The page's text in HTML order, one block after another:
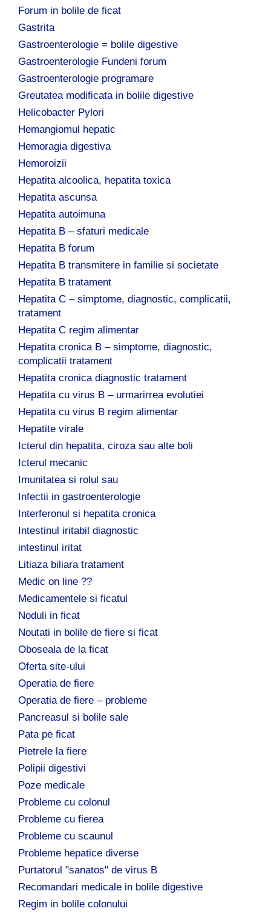
Forum in bolile de ficat
Gastrita
Gastroenterologie = bolile digestive
Gastroenterologie Fundeni forum
Gastroenterologie programare
Greutatea modificata in bolile digestive
Helicobacter Pylori
Hemangiomul hepatic
Hemoragia digestiva
Hemoroizii
Hepatita alcoolica, hepatita toxica
Hepatita ascunsa
Hepatita autoimuna
Hepatita B – sfaturi medicale
Hepatita B forum
Hepatita B transmitere in familie si societate
Hepatita B tratament
Hepatita C – simptome, diagnostic, complicatii,
tratament
Hepatita C regim alimentar
Hepatita cronica B – simptome, diagnostic,
complicatii tratament
Hepatita cronica diagnostic tratament
Hepatita cu virus B – urmarirrea evolutiei
Hepatita cu virus B regim alimentar
Hepatite virale
Icterul din hepatita, ciroza sau alte boli
Icterul mecanic
Imunitatea si rolul sau
Infectii in gastroenterologie
Interferonul si hepatita cronica
Intestinul iritabil diagnostic
intestinul iritat
Litiaza biliara tratament
Medic on line ??
Medicamentele si ficatul
Noduli in ficat
Noutati in bolile de fiere si ficat
Oboseala de la ficat
Oferta site-ului
Operatia de fiere
Operatia de fiere – probleme
Pancreasul si bolile sale
Pata pe ficat
Pietrele la fiere
Polipii digestivi
Poze medicale
Probleme cu colonul
Probleme cu fierea
Probleme cu scaunul
Probleme hepatice diverse
Purtatorul "sanatos" de virus B
Recomandari medicale in bolile digestive
Regim in bolile colonului